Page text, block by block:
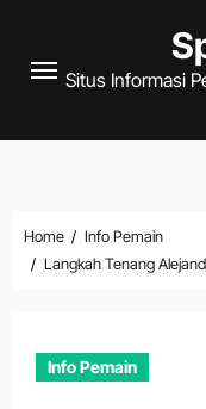
content Situs Informasi
Home
Info Pemain
Langkah Tenang
Info Pemain